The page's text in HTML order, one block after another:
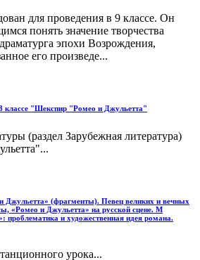
для проведения в 9 классе. Он
понять значение творчества
эпохи Возрождения,
его произведе...
классе "Шекспир "Ромео и Джульетта"
(раздел Зарубежная литература)
Джульетта» (фрагменты). Певец великих и вечных
«Ромео и Джульетта» на русской сцене. М
проблематика и художественная идея романа.
урока...